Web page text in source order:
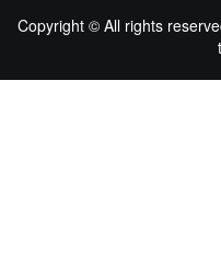
Copyright © All rights